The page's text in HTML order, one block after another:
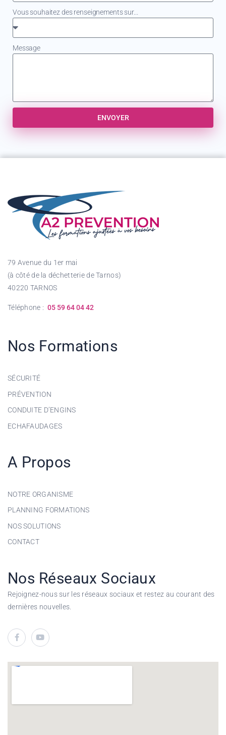
Vous souhaitez des renseignements sur...
Message
ENVOYER
79 Avenue du 1er mai
(à côté de la déchetterie de Tarnos)
40220 TARNOS
Téléphone : 05 59 64 04 42
Nos Formations
SÉCURITÉ
PRÉVENTION
CONDUITE D’ENGINS
ECHAFAUDAGES
A Propos
NOTRE ORGANISME
PLANNING FORMATIONS
NOS SOLUTIONS
CONTACT
Nos Réseaux Sociaux
Rejoignez-nous sur les réseaux sociaux et restez au courant des
dernières nouvelles.